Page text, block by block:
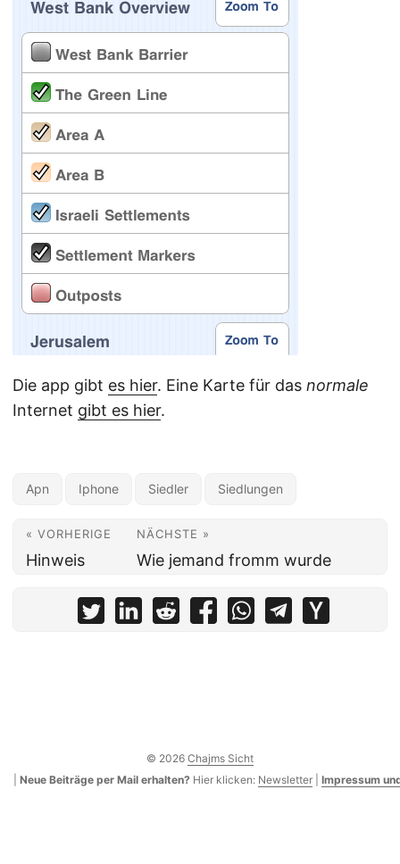
Die app gibt es hier. Eine Karte für das normale
Internet gibt es hier.
Apn Iphone Siedler Siedlungen
« VORHERIGE
Hinweis
NÄCHSTE »
Wie jemand fromm wurde
© 2026 Chajms Sicht
Neue Beiträge per Mail erhalten? Hier klicken: Newsletter Impressum